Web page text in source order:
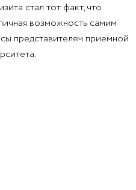
стал тот факт, что
возможность самим
представителям приемной